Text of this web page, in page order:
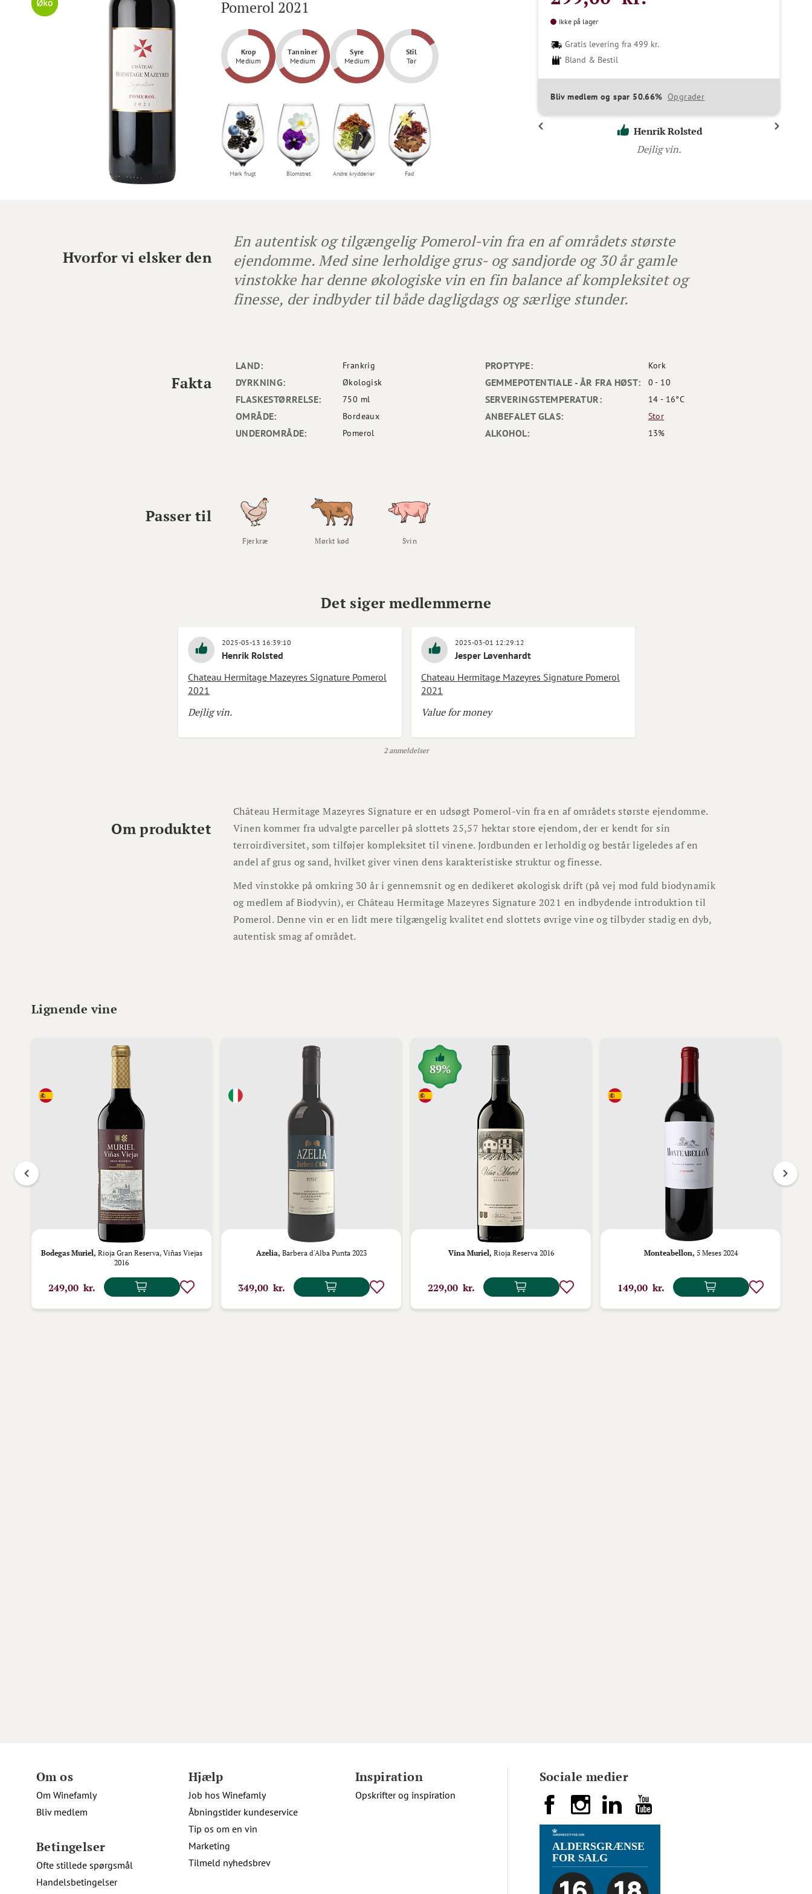
Pomerol 2021
Krop
Medium
Tanniner
Medium
Syre
Medium
Stil
Tør
Mørk frugt Blomstret Andre krydderier Fad
Gratis levering fra 499 kr.
Bland & Bestil
Ikke på lager
Bliv medlem og spar 50.66% Opgrader
Henrik Rolsted
Dejlig vin.
Jesper Løvenhardt
Value for money
Henrik Rolsted
Dejlig vin.
Hvorfor vi elsker den
En autentisk og tilgængelig Pomerol-vin fra en af områdets største
ejendomme. Med sine lerholdige grus- og sandjorde og 30 år gamle
vinstokke har denne økologiske vin en fin balance af kompleksitet og
finesse, der indbyder til både dagligdags og særlige stunder.
LAND: Frankrig
DYRKNING: Økologisk
FLASKESTØRRELSE: 750 ml
OMRÅDE: Bordeaux
UNDEROMRÅDE: Pomerol
PROPTYPE: Kork
GEMMEPOTENTIALE - ÅR FRA HØST: 0 - 10
SERVERINGSTEMPERATUR: 14 - 16°C
ANBEFALET GLAS: Stor
ALKOHOL: 13%
Fakta
Passer til
Fjerkræ Mørkt kød Svin
Det siger medlemmerne
2025-05-13 16:39:10
Henrik Rolsted
Chateau Hermitage Mazeyres Signature Pomerol
2021
Dejlig vin.
2025-03-01 12:29:12
Jesper Løvenhardt
Chateau Hermitage Mazeyres Signature Pomerol
2021
Value for money
2 anmeldelser
Om produktet
Château Hermitage Mazeyres Signature er en udsøgt Pomerol-vin fra en af områdets største ejendomme.
Vinen kommer fra udvalgte parceller på slottets 25,57 hektar store ejendom, der er kendt for sin
terroirdiversitet, som tilføjer kompleksitet til vinene. Jordbunden er lerholdig og består ligeledes af en
andel af grus og sand, hvilket giver vinen dens karakteristiske struktur og finesse.
Med vinstokke på omkring 30 år i gennemsnit og en dedikeret økologisk drift (på vej mod fuld biodynamik
og medlem af Biodyvin), er Château Hermitage Mazeyres Signature 2021 en indbydende introduktion til
Pomerol. Denne vin er en lidt mere tilgængelig kvalitet end slottets øvrige vine og tilbyder stadig en dyb,
autentisk smag af området.
Lignende vine
Bodegas Muriel, Rioja Gran Reserva, Viñas Viejas
2016
249,00 kr.
Azelia, Barbera d'Alba Punta 2023
349,00 kr.
89%
Vina Muriel, Rioja Reserva 2016
229,00 kr.
Monteabellon, 5 Meses 2024
149,00 kr.
Om os
Om Winefamly
Bliv medlem
Betingelser
Ofte stillede spørgsmål
Handelsbetingelser
Hjælp
Job hos Winefamly
Åbningstider kundeservice
Tip os om en vin
Marketing
Tilmeld nyhedsbrev
Inspiration
Opskrifter og inspiration
Sociale medier